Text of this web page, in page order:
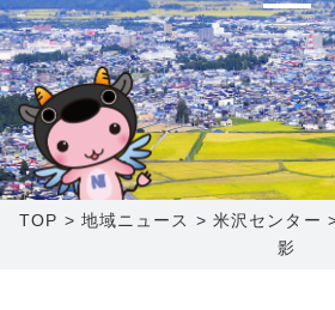
サポート
Q&A
センター情報
〒992-0044
山形県米沢市春日四丁目2-75
0238-24-2525
営業時間 9:00～18:00
〒
福
1
TOP > 地域ニュース > 米沢センター
影